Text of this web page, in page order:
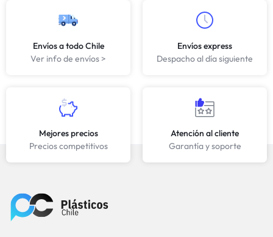
Envíos a todo Chile
Ver info de envíos >
Envíos express
Despacho al día siguiente
Mejores precios
Precios competitivos
Atención al cliente
Garantía y soporte